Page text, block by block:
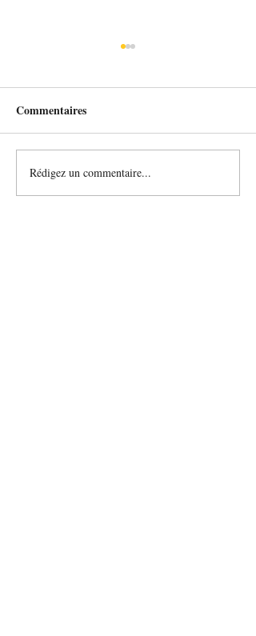
Commentaires
Rédigez un commentaire...